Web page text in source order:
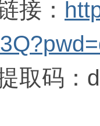
：
码：